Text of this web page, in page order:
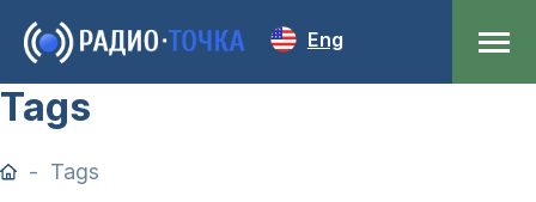
Eng
Tags
Tags